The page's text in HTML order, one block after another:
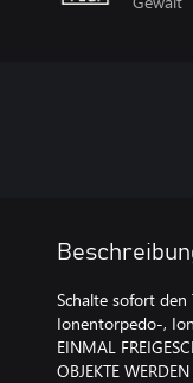
Schalte sofort
Ionentorpedo-,
EINMAL
OBJEKTE